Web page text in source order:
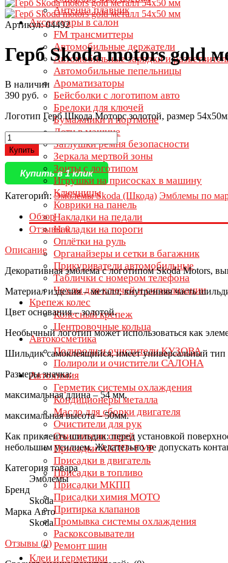
Антенна плавник
Аксессуары в салон
FM трансмиттеры
Автомобильные держатели
Автомобильные зарядки и
Автомобильные пепельницы
Ароматизаторы
Бейсболки с логотипом авто
Брелоки для ключей
Бумажники и портмоне
Дети в машине
Заглушки ремня безопасности
Зеркала мертвой зоны
Зонты с логотипом
Игрушки на присосках в машину
Ключницы
Коврики на панель
Накладки на педали
Накладки на пороги
Оплётки на руль
Органайзеры и сетки в багажник
Прикуриватели автомобильные
Таблички с номером телефона
Чехлы для ключей и сигнализации
Крепеж колес
Колесный крепеж
Центровочные кольца
Автокосметика
Полироли и очистители КУЗОВА
Полироли и очистители САЛОНА
Автохимия
Герметик системы охлаждения
Кондиционеры металла
Масло для сборки двигателя
Очистители для рук
Очистители спрей
Присадки АКПП+ГУР
Присадки в двигатель
Присадки в топливо
Присадки МКПП
Присадки химия МОТО
Притирка клапанов
Промывка системы охлаждения
Раскоксовыватели
Ремонт шин
Клеи и герметики
Артикул: 04492
Герб Skoda motors gold
В наличии
390 руб.
Логотип Герб Шкода Моторс золотой, размер
Купить
Купить в 1 клик
Категории:Эмблемы Skoda (Шкода) Эмблемы по
Обзор
Отзывы0
Описание
Декоративная эмблема с логотипом Skoda Motors,
Материал изделия – металл, внутренняя часть
Цвет основания – золотой.
Необычный логотип может использоваться как
Шильдик самоклеящийся, имеет универсальный
Размеры значка:
максимальная длина – 54 мм,
максимальная высота – 50мм.
Как приклеить шильдик: перед установкой
небольшим усилием. Желательно не допускать
Категория товара
Эмблемы
Бренд
Skoda
Марка Авто
Skoda
Отзывы (0)